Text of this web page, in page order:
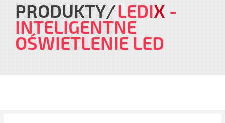
PRODUKTY LEDIX -
INTELIGENTNE
OŚWIETLENIE LED